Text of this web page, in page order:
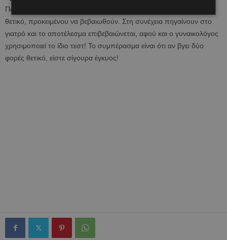
Πολλές γυναίκες επαναλαμβάνουν το τεστ, ακόμη και όταν είναι
θετικό, προκειμένου να βεβαιωθούν. Στη συνέχεια πηγαίνουν στο
γιατρό και το αποτέλεσμα επιβεβαιώνεται, αφού και ο γυναικολόγος
χρησιμοποιεί το ίδιο τεστ! Το συμπέρασμα είναι ότι αν βγει δύο
φορές θετικό, είστε σίγουρα έγκυος!